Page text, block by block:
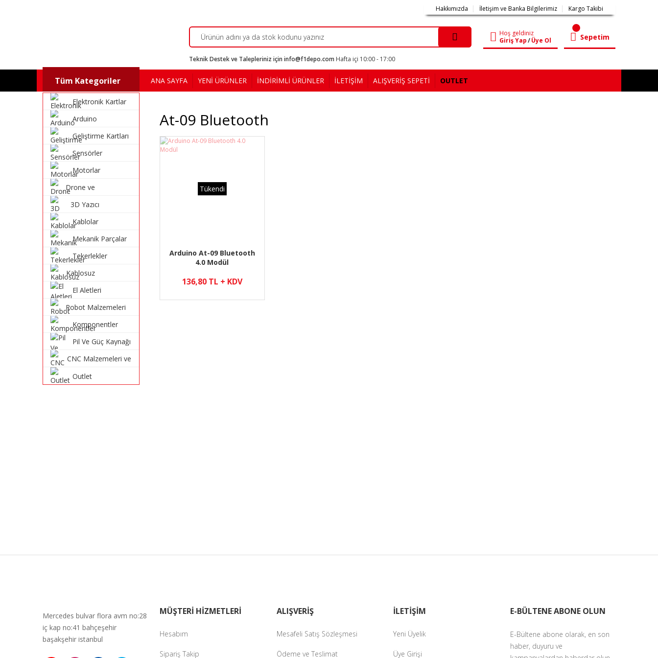
Hakkımızda İletişim ve Banka Bilgilerimiz Kargo Takibi
Hoş geldiniz
Giriş Yap/Üye Ol Sepetim
Teknik Destek ve Talepleriniz için info@f1depo.com Hafta içi 10:00 - 17:00
Tüm Kategoriler
Elektronik Kartlar
Arduino
Geliştirme Kartları
Sensörler
Motorlar
Drone ve
Malzemeleri
3D Yazıcı
Kablolar
Mekanik Parçalar
Tekerlekler
Kablosuz
Sistemleri
El Aletleri
Robot Malzemeleri
Komponentler
Pil Ve Güç Kaynağı
CNC Malzemeleri ve
Outlet
ANA SAYFA YENİ ÜRÜNLER İNDİRİMLİ ÜRÜNLER İLETİŞİM ALIŞVERİŞ SEPETİ OUTLET
At-09 Bluetooth
Tükendi
Arduino At-09 Bluetooth
4.0 Modül
136,80 TL + KDV
Mercedes bulvar flora avm no:28
iç kap no:41 bahçeşehir
başakşehir istanbul
MÜŞTERİ HİZMETLERİ
Hesabım
Sipariş Takip
ALIŞVERİŞ
Mesafeli Satış Sözleşmesi
Ödeme ve Teslimat
İLETİŞİM
Yeni Üyelik
Üye Girişi
E-BÜLTENE ABONE OLUN
E-Bültene abone olarak, en son
haber, duyuru ve